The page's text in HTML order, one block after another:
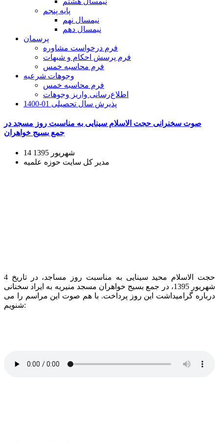
پایه پنجم
نیمسال نهم
نیمسال دهم
پرسمان
فرم درخواست مشاوره
فرم پرسش احکام و شبهات
فرم محاسبه خمس
وجوهات شرعیه
فرم محاسبه خمس
اطلاع‌رسانی واریز وجوهات
پذیرش سال تحصیلی 01-1400
صوت سخنرانی حجت الاسلام سینایی به مناسبت روز مسجد در
جمع بسیج خواهران
14 شهریور 1395
مدیر کل سایت حوزه علمیه
حجت الاسلام محید سینایی به مناسبت روز مساجد، در تاریخ 4
شهریور 1395، در جمع بسیج خواهران مسجد منیریه به ایراد سخنانی
درباره گرامیداشت این روز پرداخت. با هم صوت این مراسم را می
شنویم: